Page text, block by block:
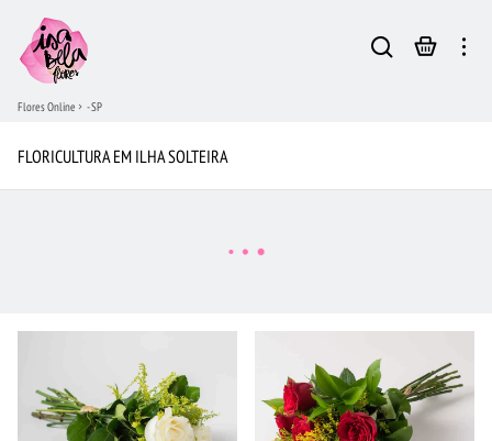
Flores Online - SP
FLORICULTURA EM ILHA SOLTEIRA